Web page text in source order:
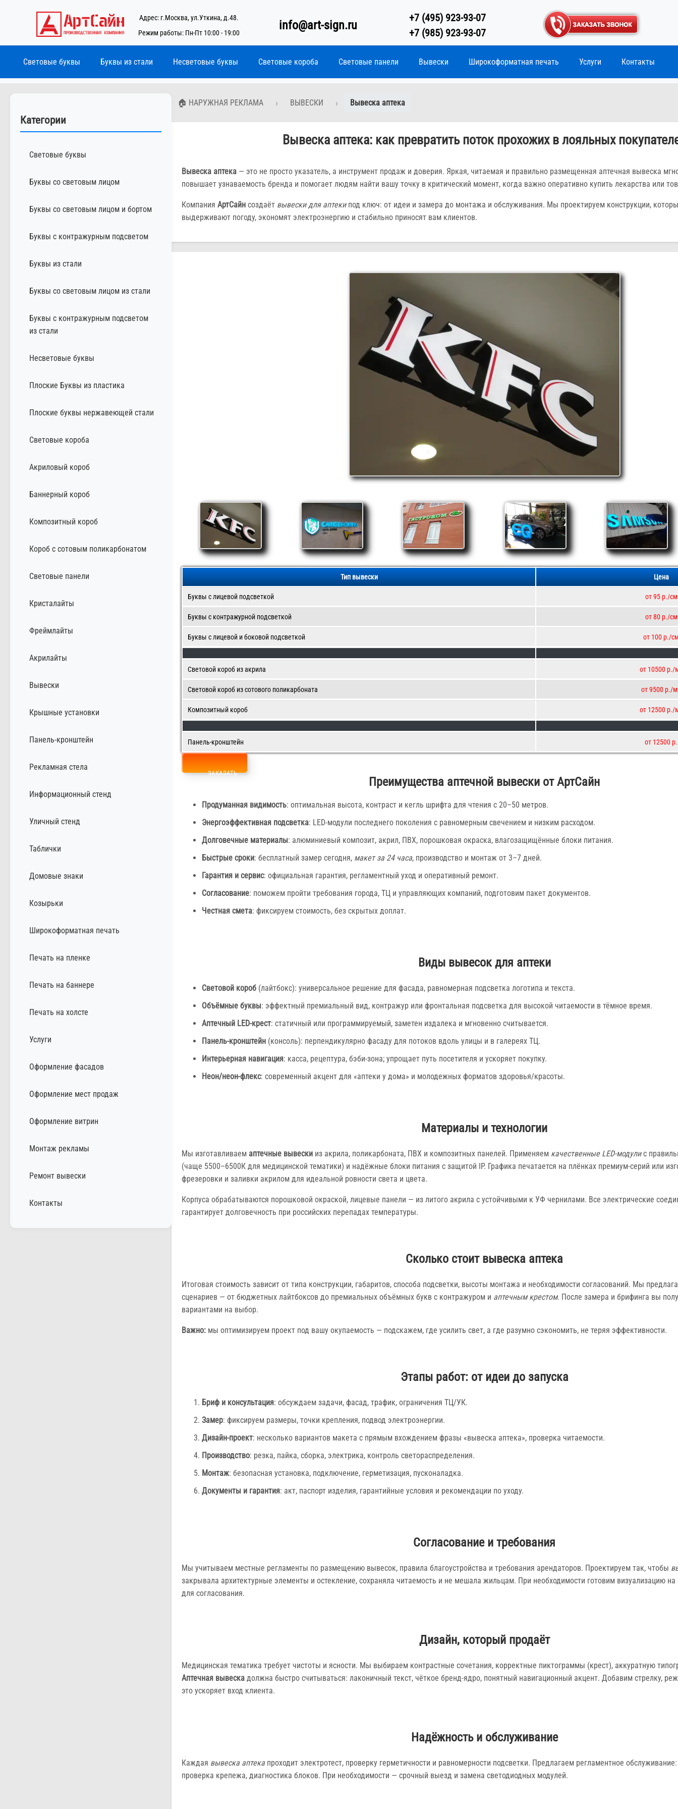
Адрес: г.Москва, ул.Уткина, д.48.
Режим работы: Пн-Пт 10:00 - 19:00
info@art-sign.ru
+7 (495) 923-93-07
+7 (985) 923-93-07
Световые буквы Буквы из стали Несветовые буквы Световые короба Световые панели Вывески Широкоформатная печать Услуги Контакты
Категории
Световые буквы
Буквы со световым лицом
Буквы со световым лицом и бортом
Буквы с контражурным подсветом
Буквы из стали
Буквы со световым лицом из стали
Буквы с контражурным подсветом
из стали
Несветовые буквы
Плоские Буквы из пластика
Плоские буквы нержавеющей стали
Световые короба
Акриловый короб
Баннерный короб
Композитный короб
Короб с сотовым поликарбонатом
Световые панели
Кристалайты
Фреймлайты
Акрилайты
Вывески
Крышные установки
Панель-кронштейн
Рекламная стела
Информационный стенд
Уличный стенд
Таблички
Домовые знаки
Козырьки
Широкоформатная печать
Печать на пленке
Печать на баннере
Печать на холсте
Услуги
Оформление фасадов
Оформление мест продаж
Оформление витрин
Монтаж рекламы
Ремонт вывески
Контакты
🏠 НАРУЖНАЯ РЕКЛАМА ВЫВЕСКИ Вывеска аптека
Вывеска аптека: как превратить поток прохожих в лояльных
Вывеска аптека — это не просто указатель, а инструмент продаж и доверия. Яркая, читаемая и правильно размещенная аптечная вывеска
повышает узнаваемость бренда и помогает людям найти вашу точку в критический момент, когда важно оперативно купить лекарства или
Компания АртСайн создаёт вывески для аптекипод ключ: от идеи и замера до монтажа и обслуживания. Мы проектируем конструкции,
выдерживают погоду, экономят электроэнергию и стабильно приносят вам клиентов.
Тип вывески Цена
Буквы с лицевой подсветкой от 95 р./см
Буквы с контражурной подсветкой от 80 р./см
Буквы с лицевой и боковой подсветкой от 100 р./
Световой короб из акрила от 10500 р./
Световой короб из сотового поликарбоната от 9500 р./
Композитный короб от 12500 р./
Панель-кронштейн от 12500 р.
ЗАКАЗАТЬ
Преимущества аптечной вывески от АртСайн
Продуманная видимость: оптимальная высота, контраст и кегль шрифта для чтения с 20–50 метров.
Энергоэффективная подсветка: LED-модули последнего поколения с равномерным свечением и низким расходом.
Долговечные материалы: алюминиевый композит, акрил, ПВХ, порошковая окраска, влагозащищённые блоки питания.
Быстрые сроки: бесплатный замер сегодня, макет за 24 часа, производство и монтаж от 3–7 дней.
Гарантия и сервис: официальная гарантия, регламентный уход и оперативный ремонт.
Согласование: поможем пройти требования города, ТЦ и управляющих компаний, подготовим пакет документов.
Честная смета: фиксируем стоимость, без скрытых доплат.
Виды вывесок для аптеки
Световой короб (лайтбокс): универсальное решение для фасада, равномерная подсветка логотипа и текста.
Объёмные буквы: эффектный премиальный вид, контражур или фронтальная подсветка для высокой читаемости в тёмное время.
Аптечный LED‑крест: статичный или программируемый, заметен издалека и мгновенно считывается.
Панель‑кронштейн (консоль): перпендикулярно фасаду для потоков вдоль улицы и в галереях ТЦ.
Интерьерная навигация: касса, рецептура, бэби-зона; упрощает путь посетителя и ускоряет покупку.
Неон/неон‑флекс: современный акцент для «аптеки у дома» и молодежных форматов здоровья/красоты.
Материалы и технологии
Мы изготавливаем аптечные вывески из акрила, поликарбоната, ПВХ и композитных панелей. Применяем качественные LED‑модулис
(чаще 5500–6500К для медицинской тематики) и надёжные блоки питания с защитой IP. Графика печатается на плёнках премиум‑серий или
фрезеровки и заливки акрилом для идеальной ровности света и цвета.
Корпуса обрабатываются порошковой окраской, лицевые панели — из литого акрила с устойчивыми к УФ чернилами. Все электрические
гарантирует долговечность при российских перепадах температуры.
Сколько стоит вывеска аптека
Итоговая стоимость зависит от типа конструкции, габаритов, способа подсветки, высоты монтажа и необходимости согласований. Мы
сценариев — от бюджетных лайтбоксов до премиальных объёмных букв с контражуром и аптечным крестом. После замера и брифинга вы
вариантами на выбор.
Важно: мы оптимизируем проект под вашу окупаемость — подскажем, где усилить свет, а где разумно сэкономить, не теряя эффективности.
Этапы работ: от идеи до запуска
Бриф и консультация: обсуждаем задачи, фасад, трафик, ограничения ТЦ/УК.
Замер: фиксируем размеры, точки крепления, подвод электроэнергии.
Дизайн‑проект: несколько вариантов макета с прямым вхождением фразы «вывеска аптека», проверка читаемости.
Производство: резка, пайка, сборка, электрика, контроль светораспределения.
Монтаж: безопасная установка, подключение, герметизация, пусконаладка.
Документы и гарантия: акт, паспорт изделия, гарантийные условия и рекомендации по уходу.
Согласование и требования
Мы учитываем местные регламенты по размещению вывесок, правила благоустройства и требования арендаторов. Проектируем так, чтобы
закрывала архитектурные элементы и остекление, сохраняла читаемость и не мешала жильцам. При необходимости готовим визуализацию
для согласования.
Дизайн, который продаёт
Медицинская тематика требует чистоты и ясности. Мы выбираем контрастные сочетания, корректные пиктограммы (крест), аккуратную
Аптечная вывеска должна быстро считываться: лаконичный текст, чёткое бренд‑ядро, понятный навигационный акцент. Добавим стрелку,
это ускоряет вход клиента.
Надёжность и обслуживание
Каждая вывеска аптекапроходит электротест, проверку герметичности и равномерности подсветки. Предлагаем регламентное
проверка крепежа, диагностика блоков. При необходимости — срочный выезд и замена светодиодных модулей.